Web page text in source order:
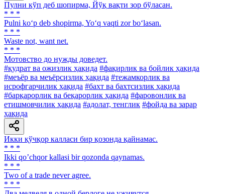
Пулни кўп деб шопирма, Йўқ вақти зор бўласан.
* * *
Pulni ko‘p deb shopirma, Yo‘q vaqti zor bo‘lasan.
* * *
Waste not, want net.
* * *
Мотовство до нужды доведет.
#қудрат ва ожизлик ҳақида #фақирлик ва бойлик ҳақида
#меъёр ва меъёрсизлик ҳақида #тежамкорлик ва
исрофгарчилик ҳақида #бахт ва бахтсизлик ҳақида
#барқарорлик ва беқарорлик ҳақида #фаровонлик ва
етишмовчилик ҳақида #адолат, тенглик #фойда ва зарар
ҳақида
Икки қўчқор калласи бир қозонда қайнамас.
* * *
Ikki qoʼchqor kallasi bir qozonda qaynamas.
* * *
Two of a trade never agree.
* * *